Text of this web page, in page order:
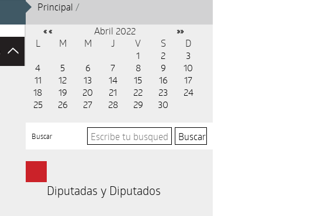
Principal /
« « Abril 2022 »»
L M M J V S
D
1
2
3
4
5 6 7 8 9
10
11
12 13 14 15 16
17
18
19 20 21 22 23
24
25
26 27 28 29 30
Buscar
Diputadas y Diputados